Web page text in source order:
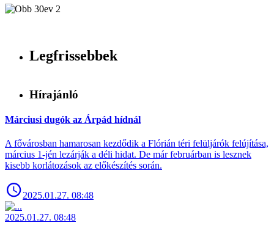
Legfrissebbek
Hírajánló
Márciusi dugók az Árpád hídnál
A fővárosban hamarosan kezdődik a Flórián téri felüljárók felújítása,
március 1-jén lezárják a déli hidat. De már februárban is lesznek
kisebb korlátozások az előkészítés során.
2025.01.27. 08:48
2025.01.27. 08:48